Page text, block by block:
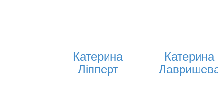
Катерина
Ліпперт
Катерина